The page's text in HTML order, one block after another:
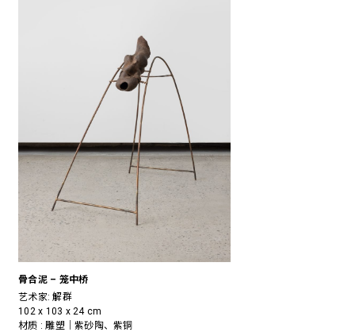
骨合泥 – 笼中桥
艺术家:解群
102 x 103 x 24 cm
材质 : 雕塑｜紫砂陶、紫铜